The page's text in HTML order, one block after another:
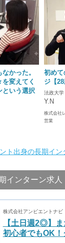
かった。
変えてく
という選択
初めて
ジ【28
法政大
Y.N
株式会社
営業
ト出身の長期イン
インターン求人
株式会社アンビエントナビ
【土日週2◎】
初心者でもOK